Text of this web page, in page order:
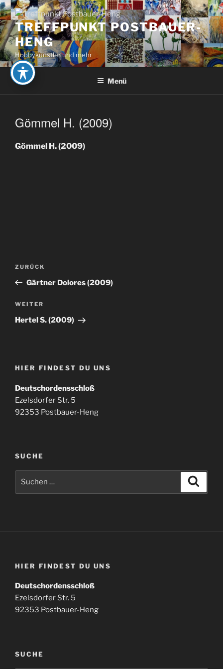
Zum
Inhalt
springenTREFFPUNKT POSTBAUER-
HENG
Hobbykünstler und mehr
Menü
Gömmel H. (2009)
Gömmel H. (2009)
Beitragsnavigation
Vorheriger
Beitrag
ZURÜCK
Gärtner Dolores (2009)
Nächster
Beitrag
WEITER
Hertel S. (2009)
HIER FINDEST DU UNS
Deutschordensschloß
Ezelsdorfer Str. 5
92353 Postbauer-Heng
SUCHE
HIER FINDEST DU UNS
Deutschordensschloß
Ezelsdorfer Str. 5
92353 Postbauer-Heng
SUCHE